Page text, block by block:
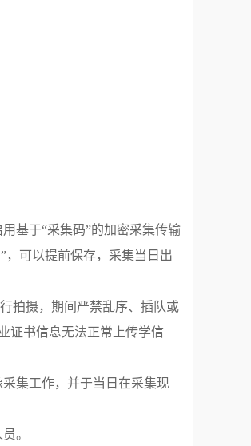
基于“采集码”的加密采集传输
，可以提前保存，采集当日出
拍摄，期间严禁乱序、插队或
证书信息无法正常上传学信
集工作，并于当日在采集现
。